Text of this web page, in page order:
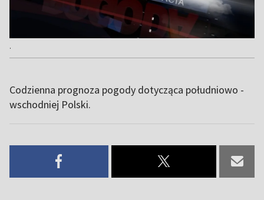
.
Codzienna prognoza pogody dotycząca południowo -
wschodniej Polski.